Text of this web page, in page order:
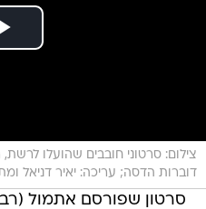
צילום: סרטוני חובבים שהועלו לרשת,
דוברות הדסה; עריכה: יאיר דניאל
סרטון שפורסם אתמול